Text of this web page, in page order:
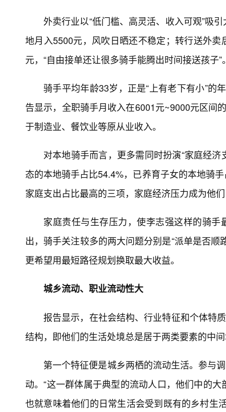
外卖行业以“低门槛、高灵活、收入可观”吸
地月入5500元，风吹日晒还不稳定；转行送外
元，“自由接单还让很多骑手能腾出时间接送孩子”
骑手平均年龄33岁，正是“上有老下有小”的
告显示，全职骑手月收入在6001元~9000元区间
于制造业、餐饮业等原从业收入。
对本地骑手而言，更多需同时扮演“家庭经
态的本地骑手占比54.4%，已养育子女的本地骑
家庭支出占比最高的三项，家庭经济压力成为他
家庭责任与生存压力，使李志强这样的骑手
出，骑手关注较多的两大问题分别是“派单是否顺
更希望用最短路径规划换取最大收益。
城乡流动、职业流动性大
报告显示，在社会结构、行业特征和个体特
结构，即他们的生活处境总是居于两类要素的中
第一个特征便是城乡两栖的流动生活。参与
动。“这一群体属于典型的流动人口，他们中的
也就意味着他们的日常生活会受到既有的乡村生